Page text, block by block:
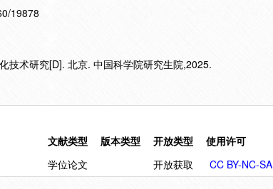
19878
技术研究[D]. 北京. 中国科学院研究生院,2025.
文献类型 版本类型 开放类型
使用许可
学位论文 开放获取 CC BY-NC-SA